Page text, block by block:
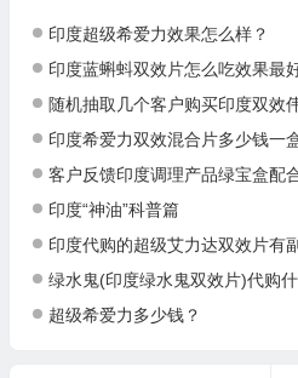
印度超级希爱力效果怎么样？
印度蓝蝌蚪双效片怎么吃效果最
随机抽取几个客户购买印度双效
印度希爱力双效混合片多少钱一
客户反馈印度调理产品绿宝盒配
印度“神油”科普篇
印度代购的超级艾力达双效片有
绿水鬼(印度绿水鬼双效片)代购
超级希爱力多少钱？